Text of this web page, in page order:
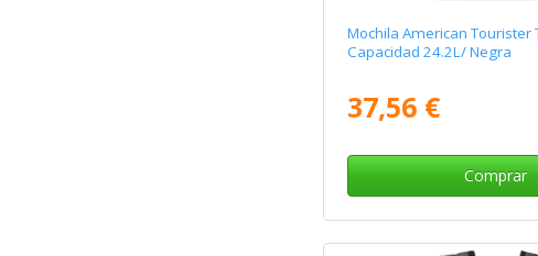
Mochila American Tourister
Capacidad 24.2L/ Negra
37,56 €
Comprar